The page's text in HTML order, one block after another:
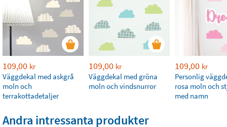
109,00 kr
Väggdekal med askgrå
moln och
terrakottadetaljer
109,00 kr
Väggdekal med gröna
moln och vindsnurror
109,00 kr
Personlig
rosa moln och
med namn
Andra intressanta produkter